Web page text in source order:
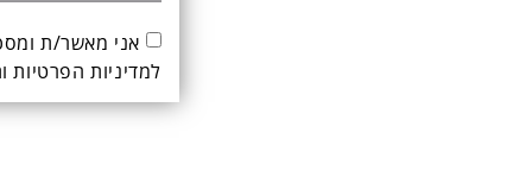
אני מאשר/ת
למדיניות הפרטיות